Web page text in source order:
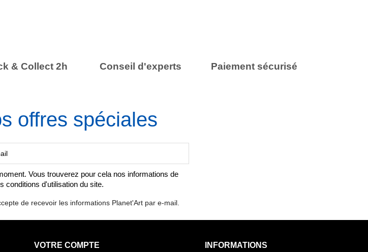
& Collect 2h Conseil d'experts Paiement sécurisé
offres spéciales
Vous trouverez pour cela nos informations de
conditions d'utilisation du site.
de recevoir les informations Planet'Art par e-mail.
VOTRE COMPTE INFORMATIONS